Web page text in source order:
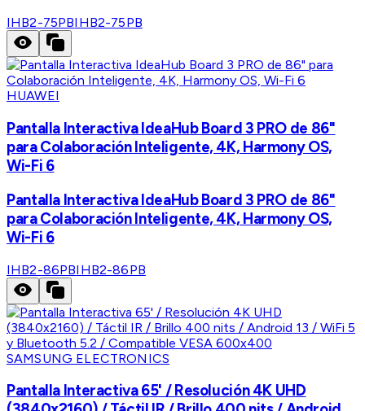
IHB2-75PBIHB2-75PB
HUAWEI
Pantalla Interactiva IdeaHub Board 3 PRO de 86"
para Colaboración Inteligente, 4K, Harmony OS,
Wi-Fi 6
Pantalla Interactiva IdeaHub Board 3 PRO de 86"
para Colaboración Inteligente, 4K, Harmony OS,
Wi-Fi 6
IHB2-86PBIHB2-86PB
SAMSUNG ELECTRONICS
Pantalla Interactiva 65' / Resolución 4K UHD